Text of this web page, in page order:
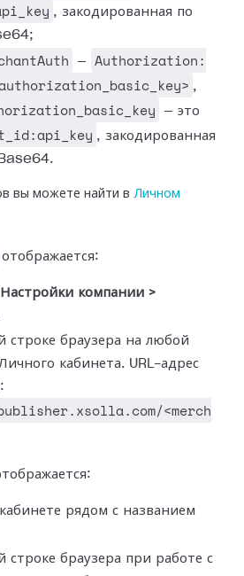
, закодированная по
—
Authorization:
,
— это
, закодированная
вы можете найти в Личном
отображается:
Настройки компании >
строке браузера на любой
кабинета. URL-адрес
<merch
рядом с названием
строке браузера при работе с